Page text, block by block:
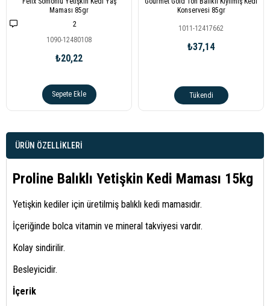
Maması 85gr
2
1090-12480108
₺20,22
Sepete Ekle Tükendi
Konservesi 85gr
1011-12417662
₺37,14
ÜRÜN ÖZELLIKLERI
Proline Balıklı Yetişkin Kedi Maması 15kg
Yetişkin kediler için üretilmiş balıklı kedi mamasıdır.
İçeriğinde bolca vitamin ve mineral takviyesi vardır.
Kolay sindirilir.
Besleyicidir.
İçerik